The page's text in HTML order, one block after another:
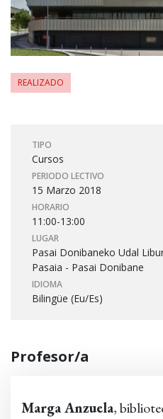
REALIZADO
TIPO
Cursos
PERIODO LECTIVO
15 Marzo 2018
HORARIO
11:00-13:00
LUGAR
Pasai Donibaneko Udal
Pasaia - Pasai Donibane
IDIOMA
Bilingüe (Eu/Es)
Profesor/a
Marga Anzuela,